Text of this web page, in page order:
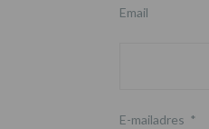
Email
E-mailadres *